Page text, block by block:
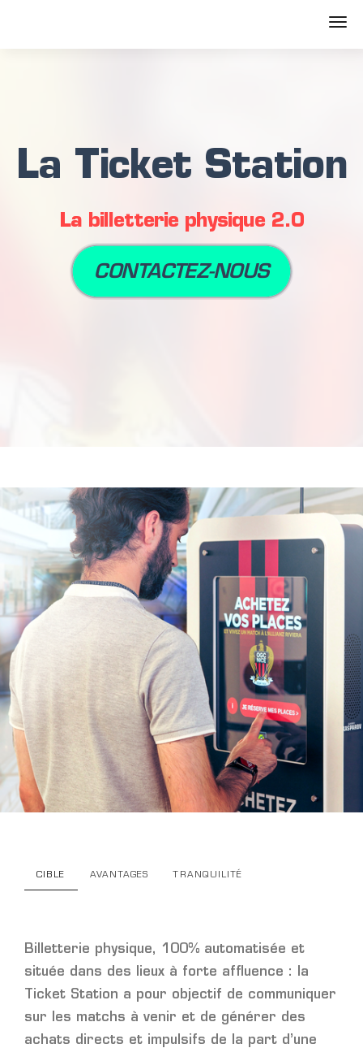
La Ticket Station
La billetterie physique 2.0
CONTACTEZ-NOUS
CIBLE AVANTAGES TRANQUILITÉ
Billetterie physique, 100% automatisée et
située dans des lieux à forte affluence : la
Ticket Station a pour objectif de communiquer
sur les matchs à venir et de générer des
achats directs et impulsifs de la part d’une